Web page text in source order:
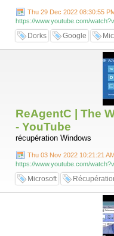
Thu 29 Dec 2022 08:30:55
https://www.youtube.com/
Dorks Google
ReAgentC | The
- YouTube
récupération Windows
Thu 03 Nov 2022 10:21:21
https://www.youtube.com/
Microsoft